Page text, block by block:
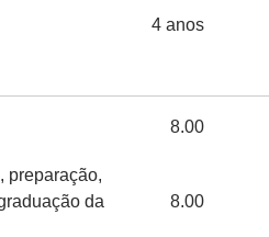
4 anos
8.00
preparação,
da
8.00